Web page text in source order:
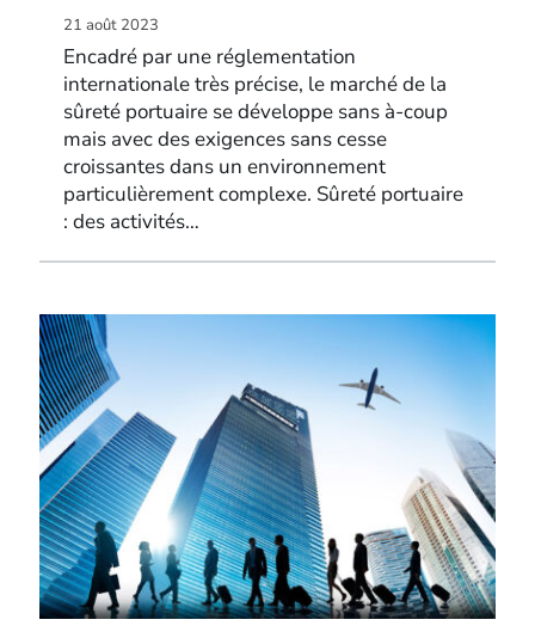
21 août 2023
Encadré par une réglementation
internationale très précise, le marché de la
sûreté portuaire se développe sans à-coup
mais avec des exigences sans cesse
croissantes dans un environnement
particulièrement complexe. Sûreté portuaire
: des activités…